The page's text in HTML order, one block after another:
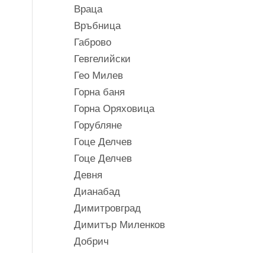
Враца
Връбница
Габрово
Гевгелийски
Гео Милев
Горна баня
Горна Оряховица
Горубляне
Гоце Делчев
Гоце Делчев
Девня
Дианабад
Димитровград
Димитър Миленков
Добрич